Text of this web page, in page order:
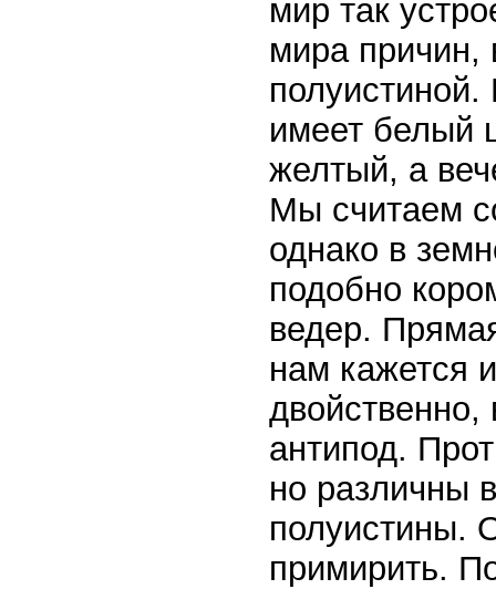
мир так
мира причин,
имеет белый
желтый, а
Мы считаем
однако в
подобно
ведер.
нам кажется
антипод.
но различны
полуистины.
примирить.